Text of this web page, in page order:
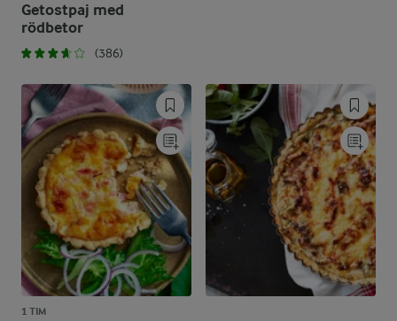
Getostpaj med
rödbetor
(386)
1 TIM